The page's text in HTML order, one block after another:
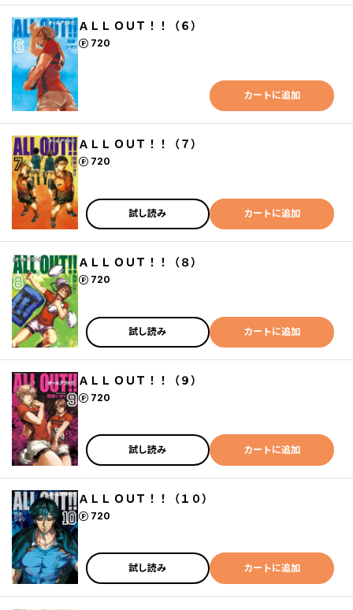
ＡＬＬ ＯＵＴ！！（６）
720
ポイント
カートに追加
ＡＬＬ ＯＵＴ！！（７）
720
ポイント
試し読み カートに追加
ＡＬＬ ＯＵＴ！！（８）
720
ポイント
試し読み カートに追加
ＡＬＬ ＯＵＴ！！（９）
720
ポイント
試し読み カートに追加
ＡＬＬ ＯＵＴ！！（１０）
720
ポイント
試し読み カートに追加